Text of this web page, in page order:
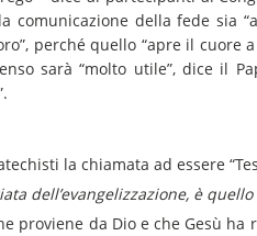
della fede sia
perché quello “apre il
sarà “molto utile”, dice il
la chiamata ad essere
dell’evangelizzazione, è
proviene da Dio e che Gesù